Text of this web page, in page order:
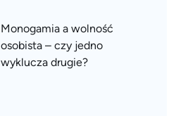
Monogamia a wolność
osobista – czy jedno
wyklucza drugie?